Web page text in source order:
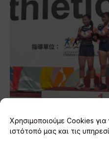
Χρησιμοποιούμε Cookies
ιστότοπό μας και τις
Α.Ο. Βουλιαγμένης:
International Children’s